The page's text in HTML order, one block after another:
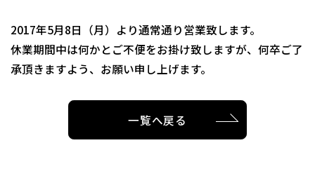
2017年5月8日（月）より通常通り営業致します。
休業期間中は何かとご不便をお掛け致しますが、何卒ご了
承頂きますよう、お願い申し上げます。
一覧へ戻る